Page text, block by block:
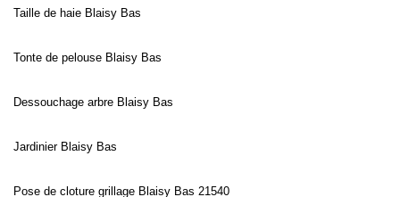
Taille de haie Blaisy Bas
Tonte de pelouse Blaisy Bas
Dessouchage arbre Blaisy Bas
Jardinier Blaisy Bas
Pose de cloture grillage Blaisy Bas 21540